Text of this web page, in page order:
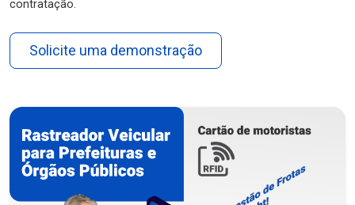
contratação.
Solicite uma demonstração